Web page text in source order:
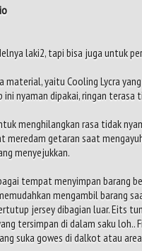
laki2, tapi bisa juga untuk
yaitu Cooling Lycra
nyaman dipakai, ringan
menghilangkan rasa tidak
meredam getaran saat
menyejukkan.
tempat menyimpan barang
mengambil barang
jersey dibagian luar. Eits
tersimpan di dalam saku loh..
suka gowes di dalkot atau